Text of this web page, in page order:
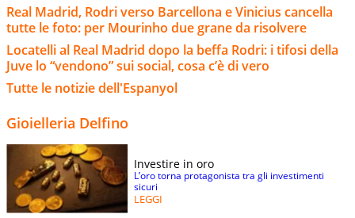
Real Madrid, Rodri verso Barcellona e Vinicius cancella
tutte le foto: per Mourinho due grane da risolvere
Locatelli al Real Madrid dopo la beffa Rodri: i tifosi della
Juve lo “vendono” sui social, cosa c’è di vero
Tutte le notizie dell'Espanyol
Gioielleria Delfino
Investire in oro
L’oro torna protagonista tra gli investimenti
sicuri
LEGGI